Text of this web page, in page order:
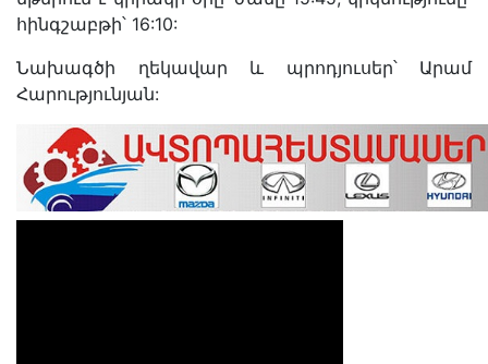
հինգշաբթի՝ 16:10:
Նախագծի ղեկավար և պրոդյուսեր՝ Արամ
Հարությունյան: